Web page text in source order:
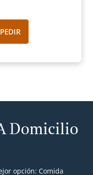
Domicilio
opción: Comida